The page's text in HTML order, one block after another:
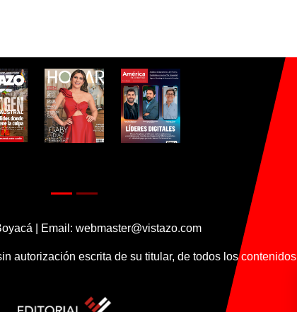
| Email: webmaster@vistazo.com
autorización escrita de su titular, de todos los contenidos